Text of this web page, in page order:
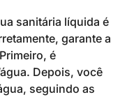
sanitária líquida é
garante a
é
Depois, você
seguindo as